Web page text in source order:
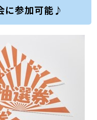
に参加可能♪